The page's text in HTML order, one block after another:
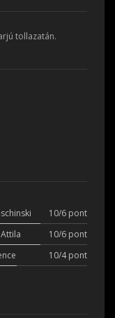
tollazatán.
10/6 pont
10/6 pont
10/4 pont